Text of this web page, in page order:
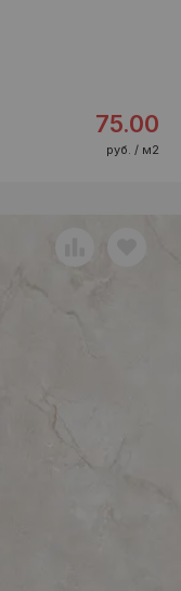
75.00
руб. / м2